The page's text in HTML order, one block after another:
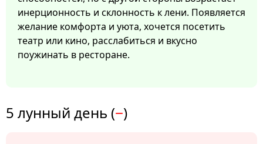
инерционность и склонность к лени. Появляется
желание комфорта и уюта, хочется посетить
театр или кино, расслабиться и вкусно
поужинать в ресторане.
5 лунный день (−)